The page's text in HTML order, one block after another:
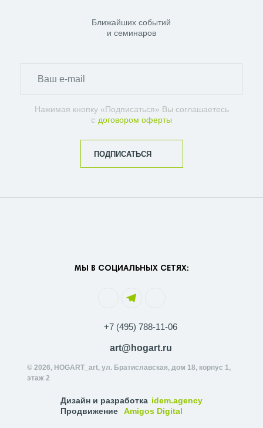
Ближайших событий
и семинаров
Нажимая кнопку «Подписаться» Вы соглашаетесь
с договором оферты
ПОДПИСАТЬСЯ
МЫ В СОЦИАЛЬНЫХ СЕТЯХ:
+7 (495) 788-11-06
art@hogart.ru
© 2026, HOGART_art, ул. Братиславская, дом 18, корпус 1,
этаж 2
Дизайн и разработка idem.agency
Продвижение
Amigos Digital